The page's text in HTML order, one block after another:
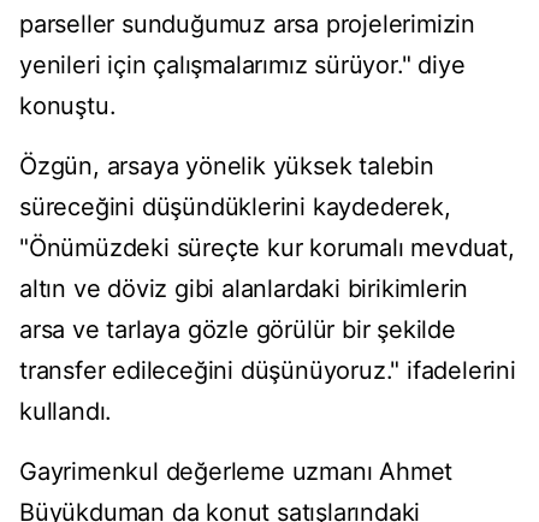
parseller sunduğumuz arsa projelerimizin
yenileri için çalışmalarımız sürüyor." diye
konuştu.
Özgün, arsaya yönelik yüksek talebin
süreceğini düşündüklerini kaydederek,
"Önümüzdeki süreçte kur korumalı mevduat,
altın ve döviz gibi alanlardaki birikimlerin
arsa ve tarlaya gözle görülür bir şekilde
transfer edileceğini düşünüyoruz." ifadelerini
kullandı.
Gayrimenkul değerleme uzmanı Ahmet
Büyükduman da konut satışlarındaki